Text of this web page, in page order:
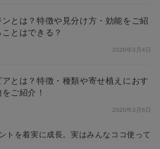
ンとは？特徴や見分け方・効能をご紹
とはできる？
2020年3月4日
とは？特徴・種類や寄せ植えにおす
ご紹介！
2020年3月6日
トを着実に成長。実はみんなココ使って